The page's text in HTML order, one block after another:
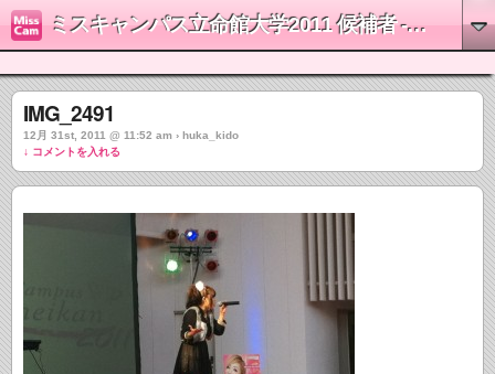
ミスキャンパス立命館大学2011 候補者 - 城戸楓花
IMG_2491
12月 31st, 2011 @ 11:52 am › huka_kido
↓ コメントを入れる